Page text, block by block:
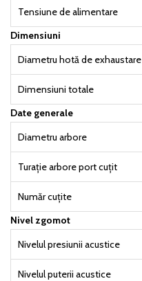
Tensiune de alimentare
Dimensiuni
Diametru hotă de exhaustare
Dimensiuni totale
Date generale
Diametru arbore
Turație arbore port cuțit
Număr cuțite
Nivel zgomot
Nivelul presiunii acustice
Nivelul puterii acustice